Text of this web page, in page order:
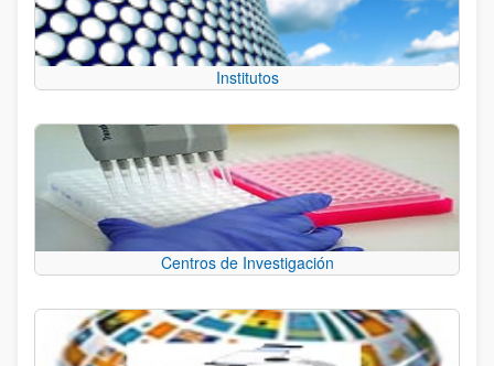
Institutos
Centros de Investigación